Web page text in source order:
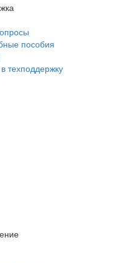
пособия
техподдержку